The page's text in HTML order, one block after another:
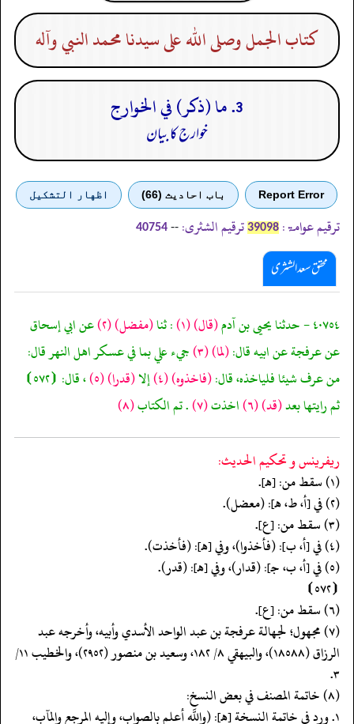
كتاب الجمل وصلى الله على سيدنا محمد النبي وآله
3. ما (ذكر) في الخوارج
خوارج کا بیان
Report Error باب احادیث (66) اظهار التشكيل
ترقیم عوامۃ: 39098 ترقیم الشثری: --
40754
محقق سعد الشثری
٤٠٧٥٤ - حدثنا يحيى بن آدم (قال)(١) : ثنا(مفضل)(٢) عن ابي إسحاق
عن عرفجة عن ابيه قال:(لما)(٣)
جيء علي بما في عسكر اهل النهر قال:
من عرف شيئا فلياخذه، قال:(فاخذوه)(٤) إلا(قدرا)(٥)
، قال: ⦗٥٧٢⦘
ثم رايتها بعد(قد)(٦) اخذت(٧) . تم الكتاب(٨)
ريفرينس و تحكيم الحدیث:
(١) سقط من: [هـ].
(٢) في [أ، ط، هـ]: (معضل).
(٣) سقط من: [ع].
(٤) في [أ، ب]: (فأخذوا)، وفي [هـ]: (فأخذت).
(٥) في [أ، ب، جـ]: (قدار)، وفي [هـ]: (قدر).
⦗٥٧٢⦘
(٦) سقط من: [ع].
(٧) مجهول؛ لجهالة عرفجة بن عبد الواحد الأسدي وأبيه، وأخرجه عبد
الرزاق (١٨٥٨٨)، والبيهقي ٨/ ١٨٢، وسعيد بن منصور (٢٩٥٢)، والخطيب ١١/
٣.
(٨) خاتمة المصنف في بعض النسخ:
١. ورد في خاتمة النسخة [هـ]: (واللَّه أعلم بالصواب، وإليه المرجع والمآب،